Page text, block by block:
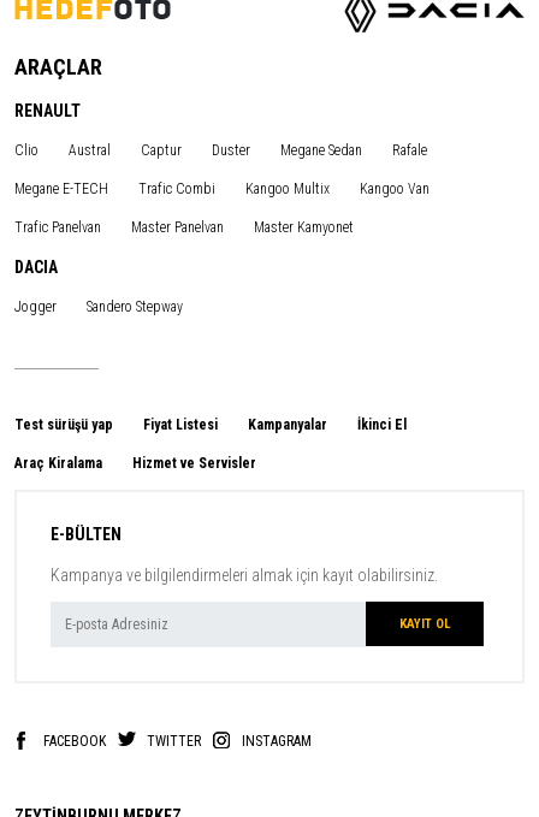
ARAÇLAR
RENAULT
Clio Austral Captur Duster Megane Sedan Rafale
Megane E-TECH Trafic Combi Kangoo Multix Kangoo Van
Trafic Panelvan Master Panelvan Master Kamyonet
DACIA
Jogger Sandero Stepway
Test sürüşü yap Fiyat Listesi Kampanyalar İkinci El
Araç Kiralama Hizmet ve Servisler
E-BÜLTEN
Kampanya ve bilgilendirmeleri almak için kayıt olabilirsiniz.
FACEBOOK TWITTER INSTAGRAM